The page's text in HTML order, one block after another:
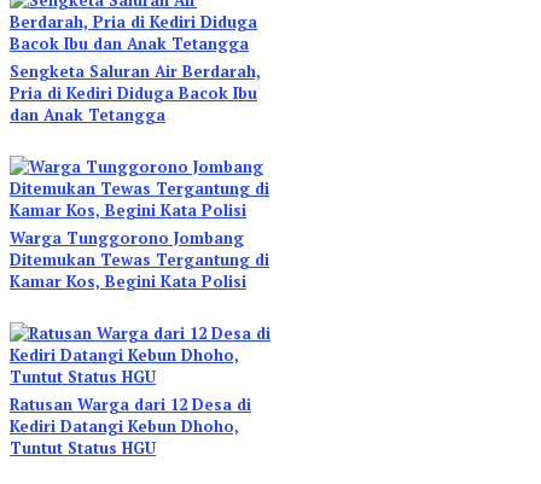
Sengketa Saluran Air Berdarah,
Pria di Kediri Diduga Bacok Ibu
dan Anak Tetangga
Warga Tunggorono Jombang
Ditemukan Tewas Tergantung di
Kamar Kos, Begini Kata Polisi
Ratusan Warga dari 12 Desa di
Kediri Datangi Kebun Dhoho,
Tuntut Status HGU